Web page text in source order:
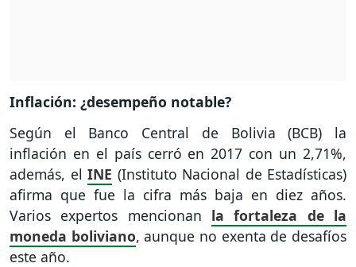
Inflación: ¿desempeño notable?
Según el Banco Central de Bolivia (BCB) la
inflación en el país cerró en 2017 con un 2,71%,
además, el INE (Instituto Nacional de Estadísticas)
afirma que fue la cifra más baja en diez años.
Varios expertos mencionan la fortaleza de la
moneda boliviano, aunque no exenta de desafíos
este año.